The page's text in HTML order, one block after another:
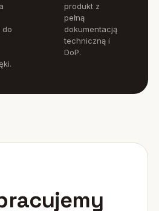
do
produkt z
pełną
dokumentacją
techniczną i
DoP.